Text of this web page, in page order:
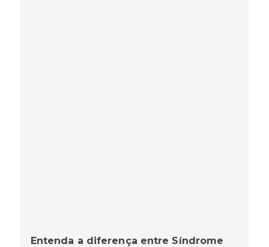
Entenda a diferença entre Síndrome